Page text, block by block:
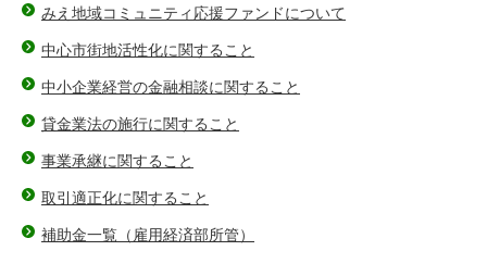
みえ地域コミュニティ応援ファンドについて
中心市街地活性化に関すること
中小企業経営の金融相談に関すること
貸金業法の施行に関すること
事業承継に関すること
取引適正化に関すること
補助金一覧（雇用経済部所管）